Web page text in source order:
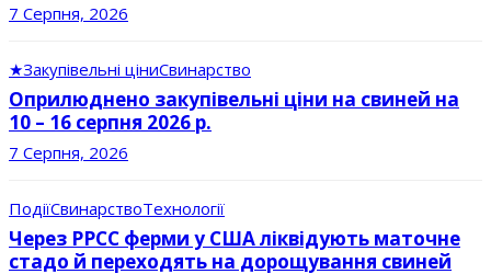
7 Серпня, 2026
★Закупівельні ціниСвинарство
Оприлюднено закупівельні ціни на свиней на
10 – 16 серпня 2026 р.
7 Серпня, 2026
ПодіїСвинарствоТехнології
Через РРСС ферми у США ліквідують маточне
стадо й переходять на дорощування свиней